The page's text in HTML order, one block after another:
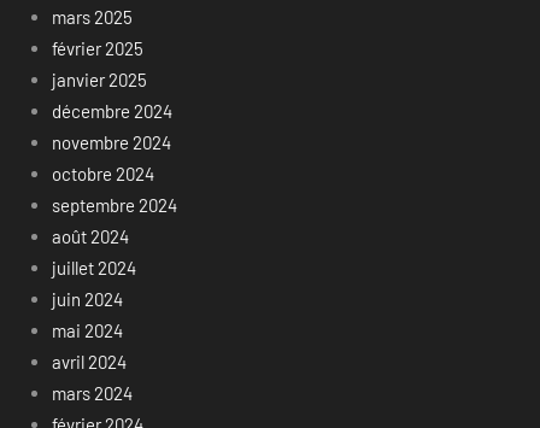
mars 2025
février 2025
janvier 2025
décembre 2024
novembre 2024
octobre 2024
septembre 2024
août 2024
juillet 2024
juin 2024
mai 2024
avril 2024
mars 2024